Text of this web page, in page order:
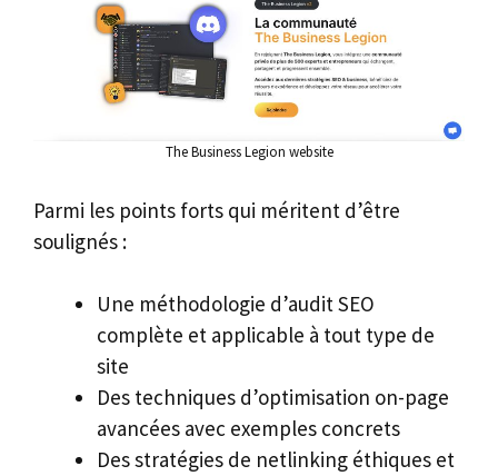
The Business Legion website
Parmi les points forts qui méritent d’être
soulignés :
Une méthodologie d’audit SEO
complète et applicable à tout type de
site
Des techniques d’optimisation on-page
avancées avec exemples concrets
Des stratégies de netlinking éthiques et